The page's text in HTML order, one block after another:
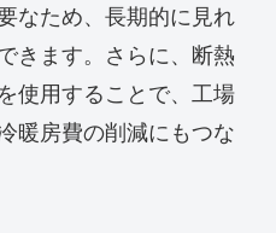
なため、長期的に見れ
きます。さらに、断熱
使用することで、工場
暖房費の削減にもつな